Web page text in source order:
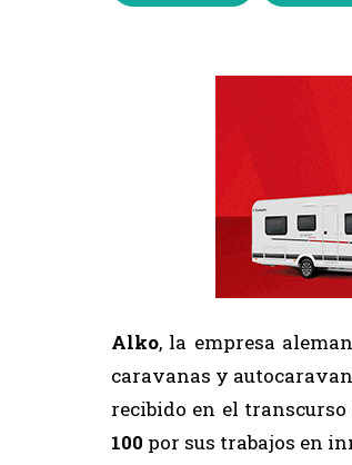
Alko, la empresa
caravanas y
recibido en el
100 por sus trabajos en